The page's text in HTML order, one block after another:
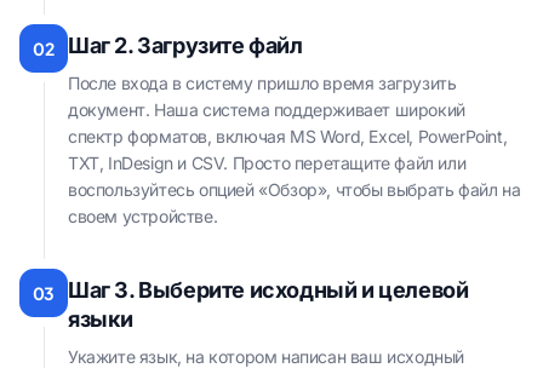
02 Шаг 2. Загрузите файл
После входа в систему пришло время загрузить
документ. Наша система поддерживает широкий
спектр форматов, включая MS Word, Excel, PowerPoint,
TXT, InDesign и CSV. Просто перетащите файл или
воспользуйтесь опцией «Обзор», чтобы выбрать файл на
своем устройстве.
03
Шаг 3. Выберите исходный и целевой
языки
Укажите язык, на котором написан ваш исходный